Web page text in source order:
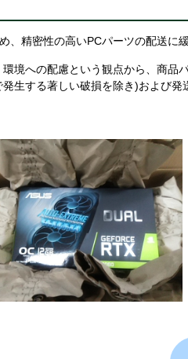
、精密性の高いPCパーツの配送
境への配慮という観点から、商
生する著しい破損を除き)および